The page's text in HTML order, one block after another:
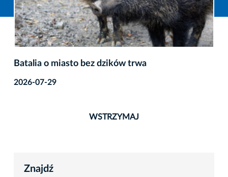
Batalia o miasto bez dzików trwa
2026-07-29
WSTRZYMAJ
Znajdź